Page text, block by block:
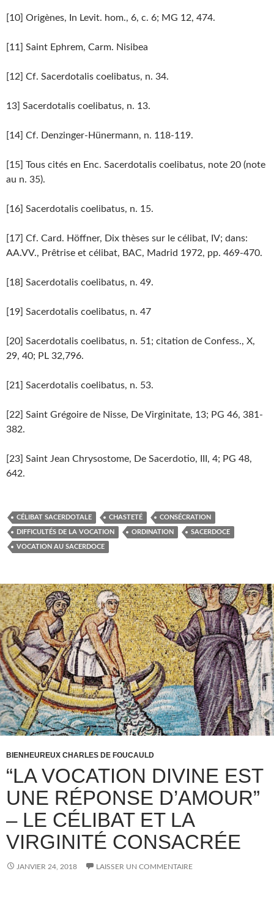
[10] Origènes, In Levit. hom., 6, c. 6; MG 12, 474.
[11] Saint Ephrem, Carm. Nisibea
[12] Cf. Sacerdotalis coelibatus, n. 34.
13] Sacerdotalis coelibatus, n. 13.
[14] Cf. Denzinger-Hünermann, n. 118-119.
[15] Tous cités en Enc. Sacerdotalis coelibatus, note 20 (note
au n. 35).
[16] Sacerdotalis coelibatus, n. 15.
[17] Cf. Card. Höffner, Dix thèses sur le célibat, IV; dans:
AA.VV., Prêtrise et célibat, BAC, Madrid 1972, pp. 469-470.
[18] Sacerdotalis coelibatus, n. 49.
[19] Sacerdotalis coelibatus, n. 47
[20] Sacerdotalis coelibatus, n. 51; citation de Confess., X,
29, 40; PL 32,796.
[21] Sacerdotalis coelibatus, n. 53.
[22] Saint Grégoire de Nisse, De Virginitate, 13; PG 46, 381-
382.
[23] Saint Jean Chrysostome, De Sacerdotio, III, 4; PG 48,
642.
CÉLIBAT SACERDOTALE CHASTETÉ CONSÉCRATION
DIFFICULTÉS DE LA VOCATION ORDINATION SACERDOCE
VOCATION AU SACERDOCE
BIENHEUREUX CHARLES DE FOUCAULD
“LA VOCATION DIVINE EST
UNE RÉPONSE D’AMOUR”
– LE CÉLIBAT ET LA
VIRGINITÉ CONSACRÉE
JANVIER 24, 2018 LAISSER UN COMMENTAIRE